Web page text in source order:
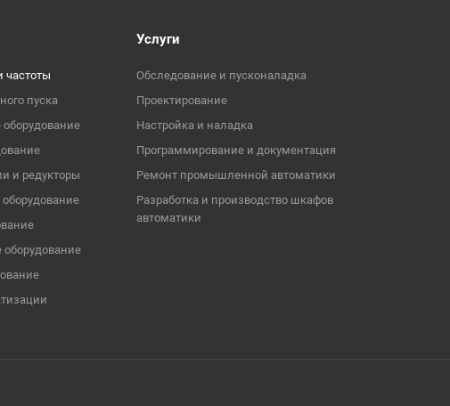
частоты
пуска
и редукторы
Услуги
Обследование и пусконаладка
Проектирование
Настройка и наладка
Программирование и документация
Ремонт промышленной автоматики
Разработка и производство шкафов
автоматики